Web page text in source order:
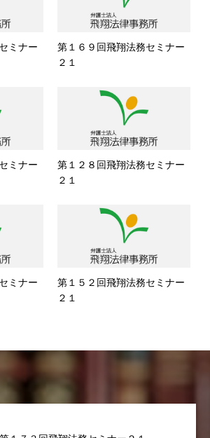
ミナー
第１６９回飛翔法務セミナー
２１
ミナー
第１２８回飛翔法務セミナー
２１
ミナー
第１５２回飛翔法務セミナー
２１